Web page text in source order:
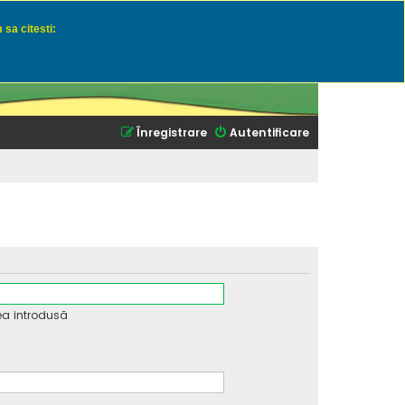
naturale
Autentificare
Înregistrare
introdusă
sa citesti: